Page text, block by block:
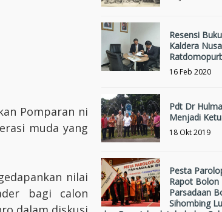
Pomparan ni
muda yang
nilai
bagi calon
Resensi
Kaldera
16 Feb 2020
Pdt Dr
Menjadi
18 Okt 2019
Pesta
Rapot Bolon
Parsadaan
Sihombing